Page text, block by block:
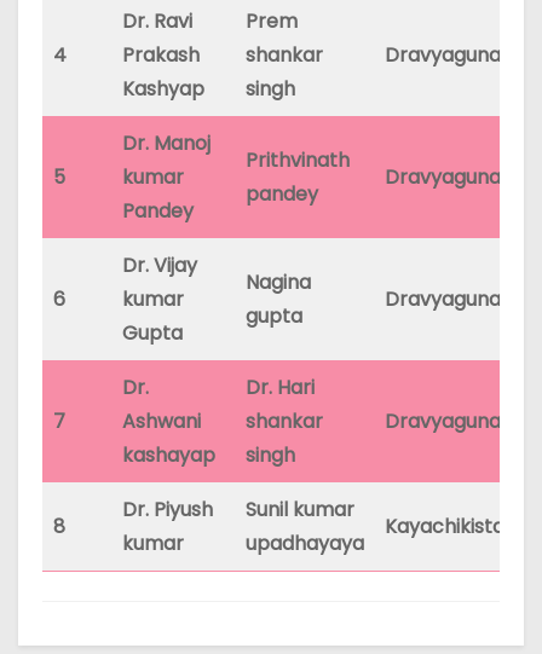
4
Dr. Ravi
Prakash
Kashyap
Prem
shankar
singh
Dravyaguna
5
Dr. Manoj
kumar
Pandey
Prithvinath
pandey
Dravyaguna
6
Dr. Vijay
kumar
Gupta
Nagina
gupta
Dravyaguna
7
Dr.
Ashwani
kashayap
Dr. Hari
shankar
singh
Dravyaguna
8
Dr. Piyush
kumar
Sunil kumar
upadhayaya
Kayachikista